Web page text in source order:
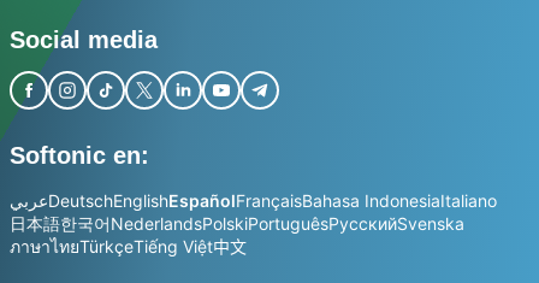
Social media
Softonic en:
عربيDeutschEnglishEspañolFrançaisBahasa IndonesiaItaliano
日本語한국어NederlandsPolskiPortuguêsРусскийSvenska
ภาษาไทยTürkçeTiếng Việt中文